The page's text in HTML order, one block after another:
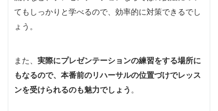
てもしっかりと学べるので、効率的に対策できるでし
ょう。
また、 実際にプレゼンテーションの練習をする場所に
もなるので、本番前のリハーサルの位置づけでレッス
ンを受けられるのも魅力でしょう 。